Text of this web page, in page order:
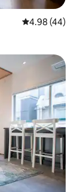
レビュー44
4.98 (44)